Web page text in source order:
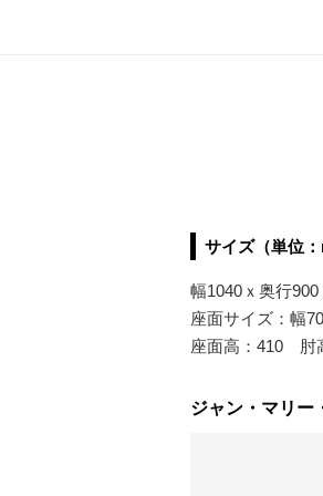
サイズ（単位：
幅1040ｘ奥行
座面サイズ：幅
座面高：410 肘
ジャン・マリー